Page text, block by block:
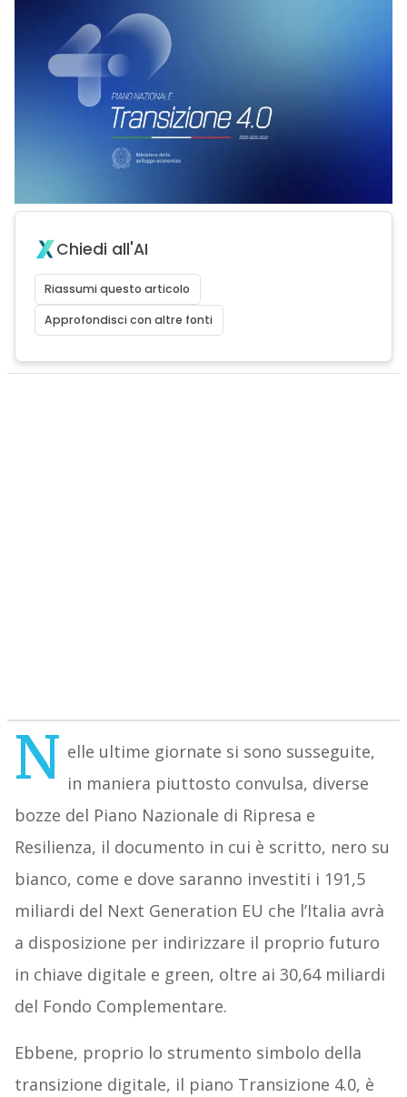
Chiedi all'AI
Riassumi questo articolo
Approfondisci con altre fonti
N elle ultime giornate si sono susseguite,
in maniera piuttosto convulsa, diverse
bozze del Piano Nazionale di Ripresa e
Resilienza, il documento in cui è scritto, nero su
bianco, come e dove saranno investiti i 191,5
miliardi del Next Generation EU che l’Italia avrà
a disposizione per indirizzare il proprio futuro
in chiave digitale e green, oltre ai 30,64 miliardi
del Fondo Complementare.
Ebbene, proprio lo strumento simbolo della
transizione digitale, il piano Transizione 4.0, è